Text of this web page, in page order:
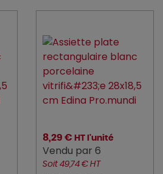
8,29 € HT l'unité
Vendu par 6
Soit 49,74 € HT